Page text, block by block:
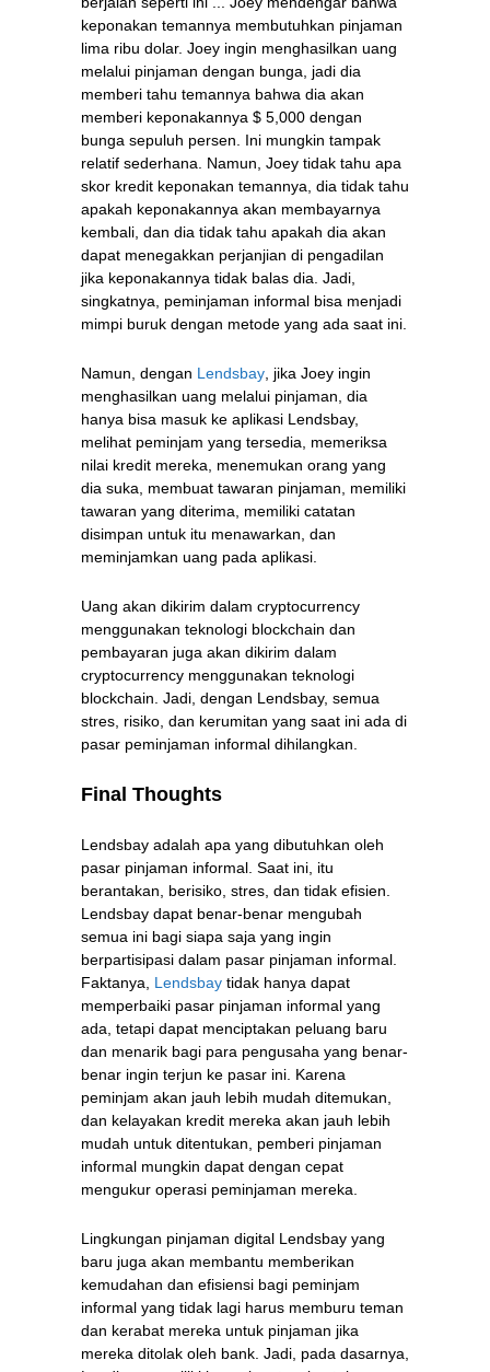
keponakan temannya membutuhkan pinjaman
lima ribu dolar. Joey ingin menghasilkan uang
melalui pinjaman dengan bunga, jadi dia
memberi tahu temannya bahwa dia akan
memberi keponakannya $ 5,000 dengan
bunga sepuluh persen. Ini mungkin tampak
relatif sederhana. Namun, Joey tidak tahu apa
skor kredit keponakan temannya, dia tidak tahu
apakah keponakannya akan membayarnya
kembali, dan dia tidak tahu apakah dia akan
dapat menegakkan perjanjian di pengadilan
jika keponakannya tidak balas dia. Jadi,
singkatnya, peminjaman informal bisa menjadi
mimpi buruk dengan metode yang ada saat ini.
Namun, dengan Lendsbay, jika Joey ingin
menghasilkan uang melalui pinjaman, dia
hanya bisa masuk ke aplikasi Lendsbay,
melihat peminjam yang tersedia, memeriksa
nilai kredit mereka, menemukan orang yang
dia suka, membuat tawaran pinjaman, memiliki
tawaran yang diterima, memiliki catatan
disimpan untuk itu menawarkan, dan
meminjamkan uang pada aplikasi.
Uang akan dikirim dalam cryptocurrency
menggunakan teknologi blockchain dan
pembayaran juga akan dikirim dalam
cryptocurrency menggunakan teknologi
blockchain. Jadi, dengan Lendsbay, semua
stres, risiko, dan kerumitan yang saat ini ada di
pasar peminjaman informal dihilangkan.
Final Thoughts
Lendsbay adalah apa yang dibutuhkan oleh
pasar pinjaman informal. Saat ini, itu
berantakan, berisiko, stres, dan tidak efisien.
Lendsbay dapat benar-benar mengubah
semua ini bagi siapa saja yang ingin
berpartisipasi dalam pasar pinjaman informal.
Faktanya, Lendsbay tidak hanya dapat
memperbaiki pasar pinjaman informal yang
ada, tetapi dapat menciptakan peluang baru
dan menarik bagi para pengusaha yang benar-
benar ingin terjun ke pasar ini. Karena
peminjam akan jauh lebih mudah ditemukan,
dan kelayakan kredit mereka akan jauh lebih
mudah untuk ditentukan, pemberi pinjaman
informal mungkin dapat dengan cepat
mengukur operasi peminjaman mereka.
Lingkungan pinjaman digital Lendsbay yang
baru juga akan membantu memberikan
kemudahan dan efisiensi bagi peminjam
informal yang tidak lagi harus memburu teman
dan kerabat mereka untuk pinjaman jika
mereka ditolak oleh bank. Jadi, pada dasarnya,